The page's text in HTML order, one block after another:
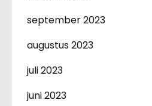
september 2023
augustus 2023
juli 2023
juni 2023